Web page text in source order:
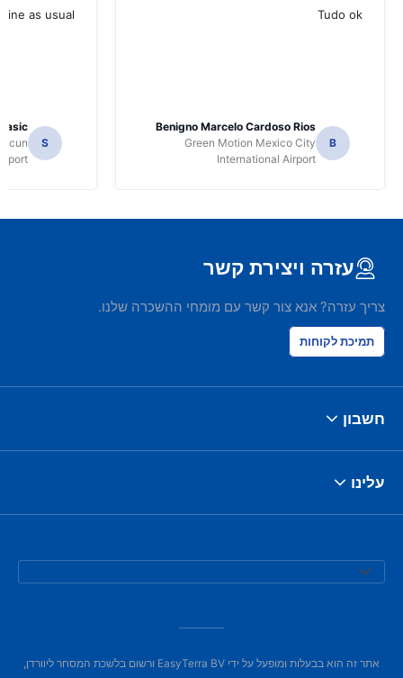
Tudo ok
B
Benigno Marcelo Cardoso Rios
Green Motion Mexico City
International Airport
as usual.
S
עזרה ויצירת קשר
צריך עזרה? אנא צור קשר עם מומחי ההשכרה שלנו.
תמיכת לקוחות
חשבון
עלינו
אתר זה הוא בבעלות ומופעל על ידי EasyTerra BV ורשום בלשכת המסחר ליוורדן,